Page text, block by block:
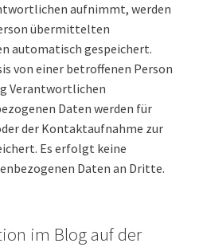
aufnimmt, werden
übermittelten
automatisch gespeichert.
von einer betroffenen Person
Verantwortlichen
Daten werden für
der Kontaktaufnahme zur
Es erfolgt keine
Daten an Dritte.
im Blog auf der